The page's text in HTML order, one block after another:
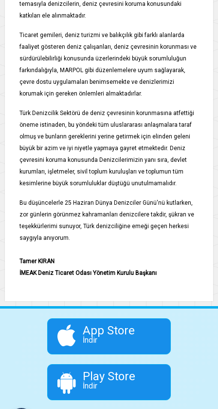
temasıyla denizcilerin, deniz çevresini koruma konusundaki
katkıları ele alınmaktadır.
Ticaret gemileri, deniz turizmi ve balıkçılık gibi farklı alanlarda
faaliyet gösteren deniz çalışanları, deniz çevresinin korunması ve
sürdürülebilirliği konusunda üzerlerindeki büyük sorumluluğun
farkındalığıyla, MARPOL gibi düzenlemelere uyum sağlayarak,
çevre dostu uygulamaları benimsemekte ve denizlerimizi
korumak için gereken önlemleri almaktadırlar.
Türk Denizcilik Sektörü de deniz çevresinin korunmasına atfettiği
öneme istinaden, bu yöndeki tüm uluslararası anlaşmalara taraf
olmuş ve bunların gereklerini yerine getirmek için elinden geleni
büyük bir azim ve iyi niyetle yapmaya gayret etmektedir. Deniz
çevresini koruma konusunda Denizcilerimizin yanı sıra, devlet
kurumları, işletmeler, sivil toplum kuruluşları ve toplumun tüm
kesimlerine büyük sorumluluklar düştüğü unutulmamalıdır.
Bu düşüncelerle 25 Haziran Dünya Denizciler Günü'nü kutlarken,
zor günlerin görünmez kahramanları denizcilere takdir, şükran ve
teşekkürlerimi sunuyor, Türk denizciliğine emeği geçen herkesi
saygıyla anıyorum.
Tamer KIRAN
İMEAK Deniz Ticaret Odası Yönetim Kurulu Başkanı
App Store
İndir
Play Store
İndir